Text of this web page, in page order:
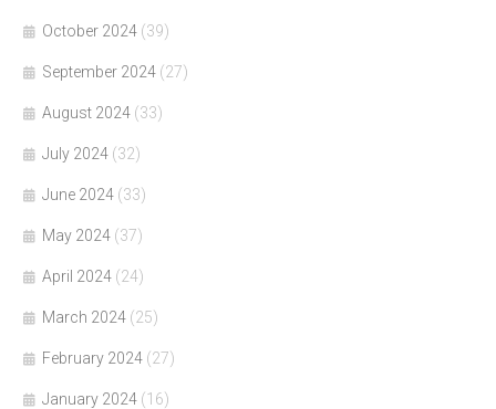
October 2024 (39)
September 2024 (27)
August 2024 (33)
July 2024 (32)
June 2024 (33)
May 2024 (37)
April 2024 (24)
March 2024 (25)
February 2024 (27)
January 2024 (16)